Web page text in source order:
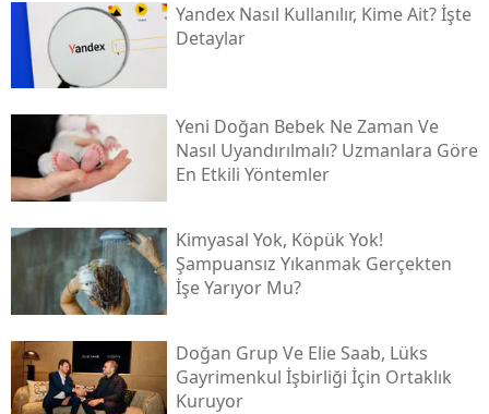
Yandex Nasıl Kullanılır, Kime Ait? İşte
Detaylar
Yeni Doğan Bebek Ne Zaman Ve
Nasıl Uyandırılmalı? Uzmanlara Göre
En Etkili Yöntemler
Kimyasal Yok, Köpük Yok!
Şampuansız Yıkanmak Gerçekten
İşe Yarıyor Mu?
Doğan Grup Ve Elie Saab, Lüks
Gayrimenkul İşbirliği İçin Ortaklık
Kuruyor